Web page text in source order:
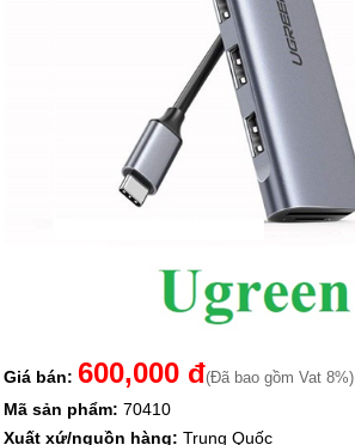
Giá bán: 600,000 đ(Đã bao gồm Vat 8%)
Mã sản phẩm: 70410
Xuất xứ/nguồn hàng: Trung Quốc